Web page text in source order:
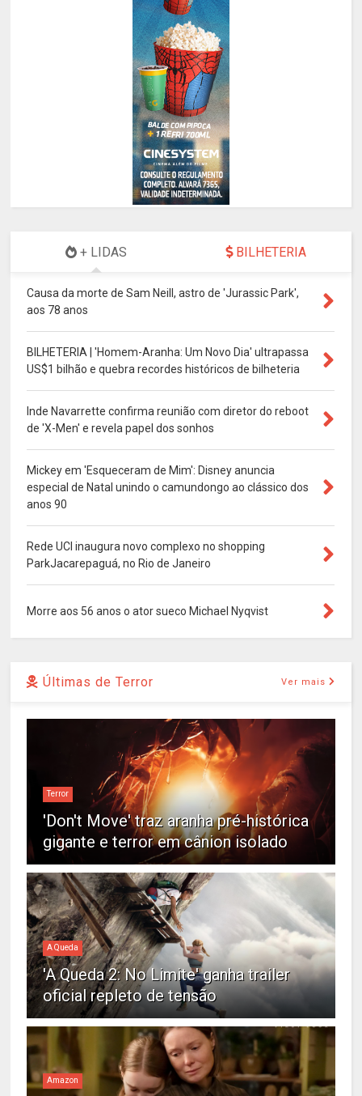
+ LIDAS BILHETERIA
Causa da morte de Sam Neill, astro de 'Jurassic Park',
aos 78 anos
BILHETERIA | 'Homem-Aranha: Um Novo Dia' ultrapassa
US$1 bilhão e quebra recordes históricos de bilheteria
Inde Navarrette confirma reunião com diretor do reboot
de 'X-Men' e revela papel dos sonhos
Mickey em 'Esqueceram de Mim': Disney anuncia
especial de Natal unindo o camundongo ao clássico dos
anos 90
Rede UCI inaugura novo complexo no shopping
ParkJacarepaguá, no Rio de Janeiro
Morre aos 56 anos o ator sueco Michael Nyqvist
Últimas de Terror Ver mais
Terror
'Don't Move' traz aranha pré-histórica
gigante e terror em cânion isolado
A Queda
'A Queda 2: No Limite' ganha trailer
oficial repleto de tensão
Amazon